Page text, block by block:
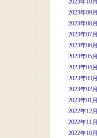
2023年10月
2023年09月
2023年08月
2023年07月
2023年06月
2023年05月
2023年04月
2023年03月
2023年02月
2023年01月
2022年12月
2022年11月
2022年10月